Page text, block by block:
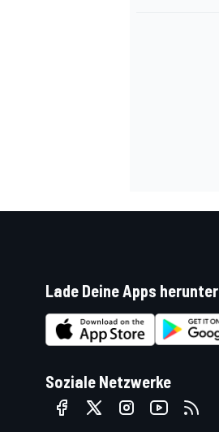
Lade Deine Apps herunter
Soziale Netzwerke